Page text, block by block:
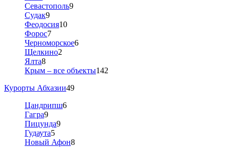
Севастополь9
Судак9
Феодосия10
Форос7
Черноморское6
Щелкино2
Ялта8
Крым – все объекты142
Курорты Абхазии49
Цандрипш6
Гагра9
Пицунда9
Гудаута5
Новый Афон8